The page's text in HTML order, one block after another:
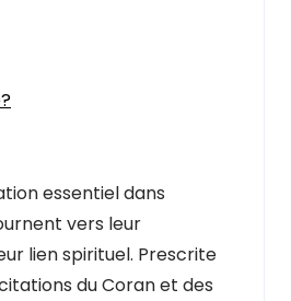
essentiel dans
vers leur
lien spirituel. Prescrite
du Coran et des